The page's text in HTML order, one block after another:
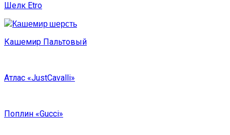
Шелк Etro
Кашемир Пальтовый
Атлас «JustCavalli»
Поплин «Gucci»